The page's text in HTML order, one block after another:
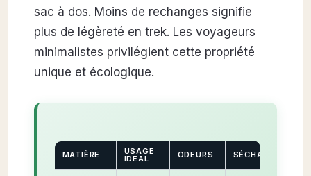
sac à dos. Moins de rechanges signifie
plus de légèreté en trek. Les voyageurs
minimalistes privilégient cette propriété
unique et écologique.
MATIÈRE USAGE
IDÉAL ODEURS SÉCHAGE